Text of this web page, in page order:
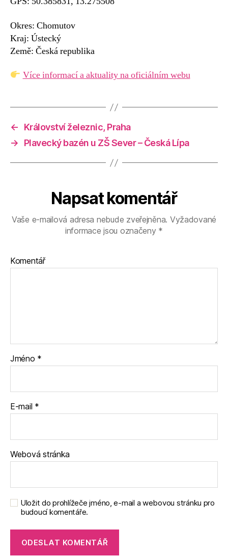
Okres: Chomutov
Kraj: Ústecký
Země: Česká republika
Více informací a aktuality na oficiálním webu
←
Království železnic, Praha
→
Plavecký bazén u ZŠ Sever – Česká Lípa
Napsat komentář
Vaše e-mailová adresa nebude zveřejněna. Vyžadované
informace jsou označeny *
Komentář
Jméno *
E-mail *
Webová stránka
Uložit do prohlížeče jméno, e-mail a webovou stránku pro
budoucí komentáře.